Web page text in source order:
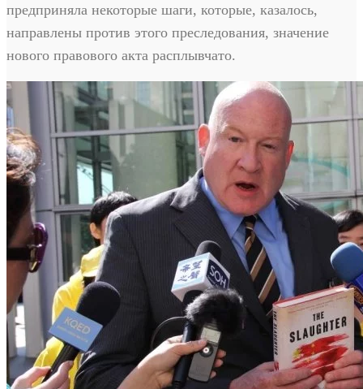
предприняла некоторые шаги, которые, казалось,
направлены против этого преследования, значение
нового правового акта расплывчато.